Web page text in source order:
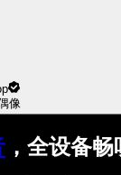
像
，全设备畅